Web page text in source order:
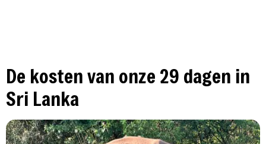
De kosten van onze 29 dagen in
Sri Lanka